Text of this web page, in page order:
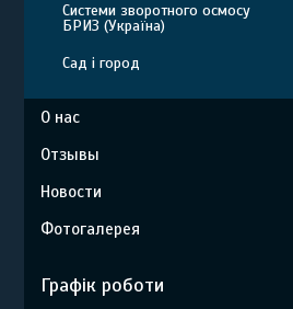
Системи зворотного осмосу
БРИЗ (Україна)
Сад і город
О нас
Отзывы
Новости
Фотогалерея
Графік роботи